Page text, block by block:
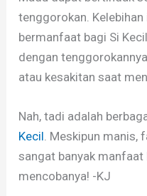
tenggorokan.
bermanfaat bagi Si
dengan
atau kesakitan saat
Nah, tadi adalah
Kecil . Meskipun
sangat banyak manfaat
mencobanya! -KJ